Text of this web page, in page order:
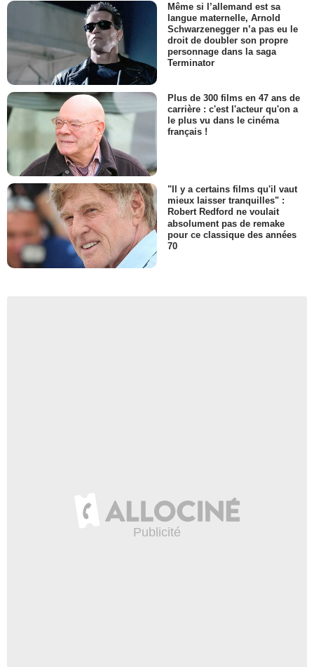
Même si l’allemand est sa
langue maternelle, Arnold
Schwarzenegger n’a pas eu le
droit de doubler son propre
personnage dans la saga
Terminator
Plus de 300 films en 47 ans de
carrière : c'est l'acteur qu'on a
le plus vu dans le cinéma
français !
"Il y a certains films qu'il vaut
mieux laisser tranquilles" :
Robert Redford ne voulait
absolument pas de remake
pour ce classique des années
70